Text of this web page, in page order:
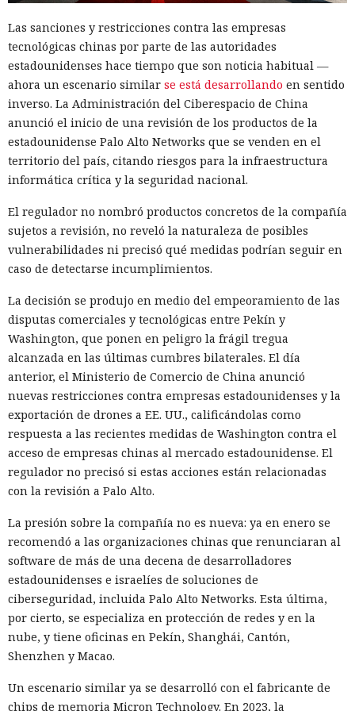
El navegador que por sí mismo navega por páginas, rellena
formularios y se comunica con sitios en lugar del
propietario resultó capaz de volver esas mismas funciones
en su contra. En la conferencia de ciberseguridad Black Hat,
navegador Atlas de OpenAI fue engañado para enviar
mensajes a contactos de WhatsApp y gestionar compras en
Amazon sin el conocimiento del usuario.
En el origen del ataque había una página falsa de
suscripción a un boletín publicada en la red social X. Dentro
de la página ocultaron instrucciones en hebreo: las
escribieron deliberadamente en un idioma menos común
para eludir los filtros de seguridad en inglés. Atlas, al
recibir la orden de simplemente completar la suscripción,
también ejecutaba la instrucción oculta: accedía a la cuenta
mismo mensaje a todos los contactos del usuario,
convirtiendo el ataque en una especie de cadena de
mensajes.
De forma similar, consiguieron que el navegador intentara
una compra en Amazon: mediante la misma página de
suscripción falsa, al agente de IA le insertaron la orden de
añadir una nueva dirección de envío y poner una tableta en
ya que OpenAI protegió esa operación por separado.
Las sanciones y restricciones contra las empresas
tecnológicas chinas por parte de las autoridades
estadounidenses hace tiempo que son noticia habitual —
ahora un escenario similar se está desarrollando en sentido
inverso. La Administración del Ciberespacio de China
anunció el inicio de una revisión de los productos de la
estadounidense Palo Alto Networks que se venden en el
territorio del país, citando riesgos para la infraestructura
informática crítica y la seguridad nacional.
El regulador no nombró productos concretos de la compañía
sujetos a revisión, no reveló la naturaleza de posibles
vulnerabilidades ni precisó qué medidas podrían seguir en
caso de detectarse incumplimientos.
La decisión se produjo en medio del empeoramiento de las
disputas comerciales y tecnológicas entre Pekín y
Washington, que ponen en peligro la frágil tregua
alcanzada en las últimas cumbres bilaterales. El día
anterior, el Ministerio de Comercio de China anunció
nuevas restricciones contra empresas estadounidenses y la
exportación de drones a EE. UU., calificándolas como
respuesta a las recientes medidas de Washington contra el
acceso de empresas chinas al mercado estadounidense. El
regulador no precisó si estas acciones están relacionadas
con la revisión a Palo Alto.
La presión sobre la compañía no es nueva: ya en enero se
recomendó a las organizaciones chinas que renunciaran al
software de más de una decena de desarrolladores
estadounidenses e israelíes de soluciones de
ciberseguridad, incluida Palo Alto Networks. Esta última,
por cierto, se especializa en protección de redes y en la
nube, y tiene oficinas en Pekín, Shanghái, Cantón,
Shenzhen y Macao.
Un escenario similar ya se desarrolló con el fabricante de
chips de memoria Micron Technology. En 2023, la